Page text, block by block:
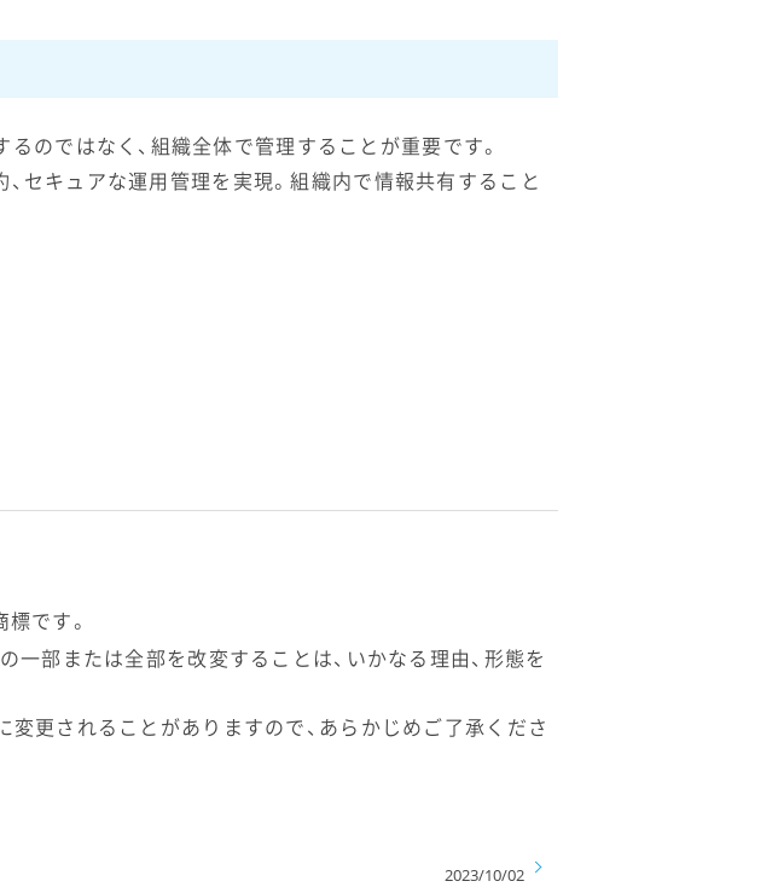
のではなく、組織全体で管理することが重要です。
、セキュアな運用管理を実現。組織内で情報共有すること
です。
一部または全部を改変することは、いかなる理由、形態を
更されることがありますので、あらかじめご了承くださ
2023/10/02